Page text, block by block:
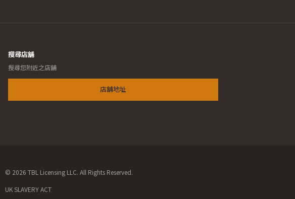
搜尋店舖
搜尋您附近之店舖
店舖地址
© 2026 TBL Licensing LLC. All Rights Reserved.
UK SLAVERY ACT